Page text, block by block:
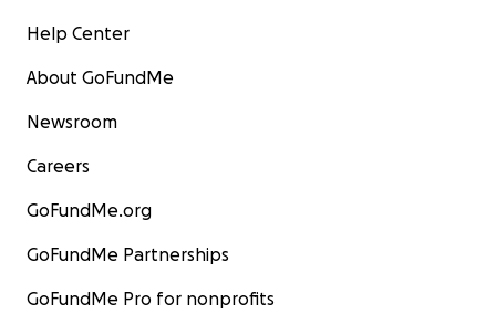
Help Center
About GoFundMe
Newsroom
Careers
GoFundMe.org
GoFundMe Partnerships
GoFundMe Pro for nonprofits